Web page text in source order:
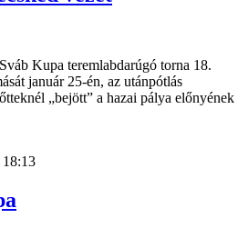
Kupa teremlabdarúgó torna 18.
január 25-én, az utánpótlás
„bejött” a hazai pálya előnyének
18:13